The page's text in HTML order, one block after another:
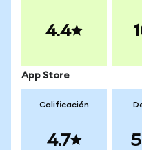
4.4
App Store
Calificación
4.7